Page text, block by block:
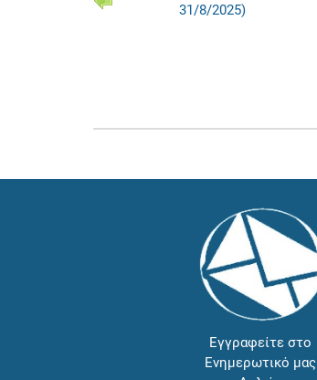
31/8/2025)
Εγγραφείτε στο
Ενημερωτικό μας